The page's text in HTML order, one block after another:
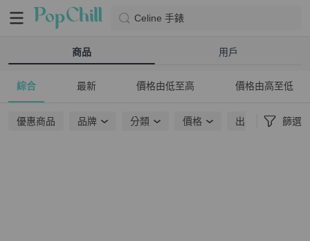
Celine 手錶
商品 用戶
綜合 最新 價格由低至高 價格由高至低
優惠商品 品牌 分類 價格 出貨地點 篩選